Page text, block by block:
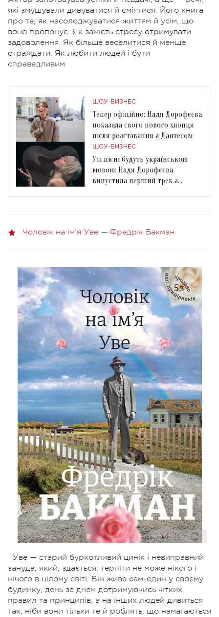
які змушували дивуватися й сміятися. Його книга
про те, як насолоджуватися життям й усім, що
воно пропонує. Як замість стресу отримувати
задоволення. Як більше веселитися й менше
страждати. Як любити людей і бути
справедливим.
ШОУ-БИЗНЕС
Тепер офіційно: Надя Дорофєєва
показала свого нового хлопця
після розставання з Дантесом
ШОУ-БИЗНЕС
Усі пісні будуть українською
мовою: Надя Дорофєєва
випустила перший трек з
Чоловік на ім’я Уве — Фредрік Бакман
Уве — старий буркотливий цинік і невиправний
зануда, який, здається, терпіти не може нікого і
нічого в цілому світі. Він живе сам-один у своєму
будинку, день за днем дотримуючись чітких
правил та принципів, а на інших людей дивиться
так, ніби вони тільки те й роблять, що намагаються